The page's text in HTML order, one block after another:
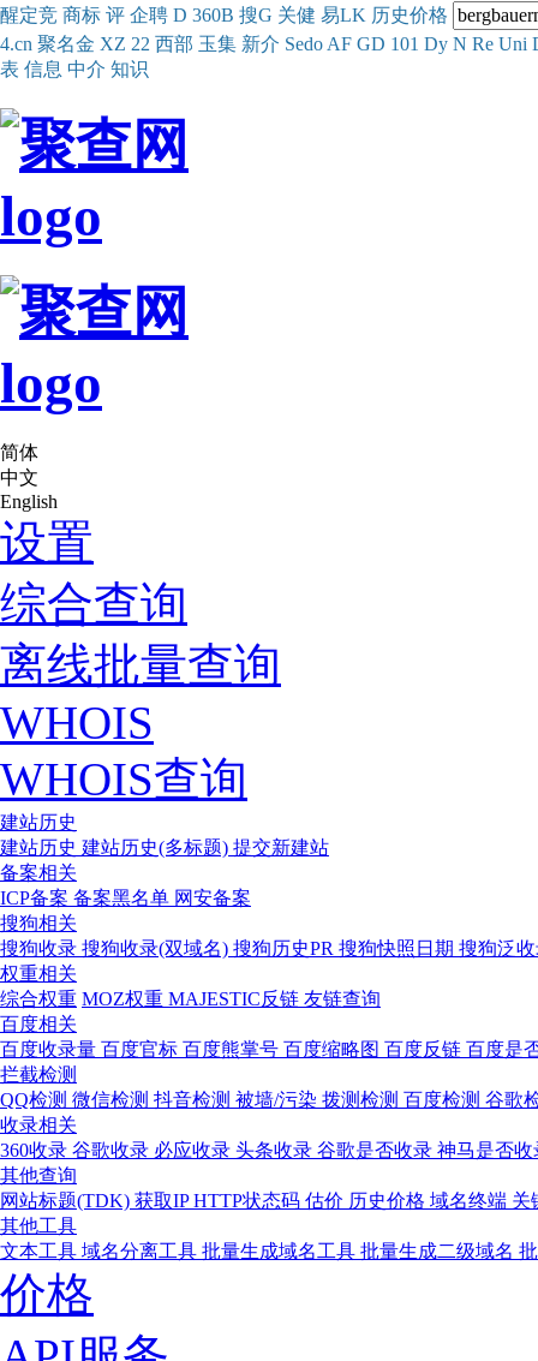
醒定竞 商标 评 企聘 D 360B 搜G 关健 易LK 历史价格
4.cn 聚名金 XZ 22 西部 玉集 新介 Sedo AF GD 101 Dy N Re Uni
表 信息 中介 知识